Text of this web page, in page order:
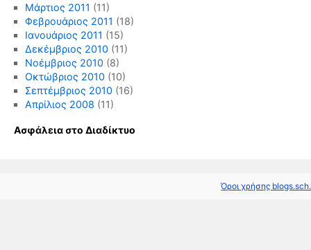
Μάρτιος 2011 (11)
Φεβρουάριος 2011 (18)
Ιανουάριος 2011 (15)
Δεκέμβριος 2010 (11)
Νοέμβριος 2010 (8)
Οκτώβριος 2010 (10)
Σεπτέμβριος 2010 (16)
Απρίλιος 2008 (11)
Ασφάλεια στο Διαδίκτυο
Όροι χρήσης